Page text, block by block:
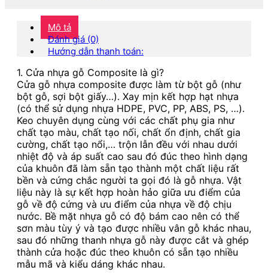
Mô tả
Đánh giá (0)
Hướng dẫn thanh toán:
1. Cửa nhựa gỗ Composite là gì?
Cửa gỗ nhựa composite được làm từ bột gỗ (như
bột gỗ, sợi bột giấy…). Xay mịn kết hợp hạt nhựa
(có thể sử dụng nhựa HDPE, PVC, PP, ABS, PS, …).
Keo chuyên dụng cùng với các chất phụ gia như
chất tạo màu, chất tạo nối, chất ổn định, chất gia
cường, chất tạo nổi,… trộn lẫn đều với nhau dưới
nhiệt độ và áp suất cao sau đó đúc theo hình dạng
của khuôn đã làm sẵn tạo thành một chất liệu rất
bền và cứng chắc người ta gọi đó là gỗ nhựa. Vật
liệu này là sự kết hợp hoàn hảo giữa ưu điểm của
gỗ về độ cứng và ưu điểm của nhựa về độ chịu
nước. Bề mặt nhựa gỗ có độ bám cao nên có thể
sơn màu tùy ý và tạo được nhiều vân gỗ khác nhau,
sau đó những thanh nhựa gỗ này được cắt và ghép
thành cửa hoặc đúc theo khuôn có sẵn tạo nhiều
mẫu mã và kiểu dáng khác nhau.